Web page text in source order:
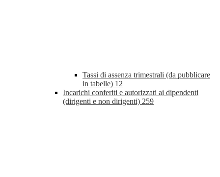
Tassi di assenza trimestrali (da pubblicare
in tabelle) 12
Incarichi conferiti e autorizzati ai dipendenti
(dirigenti e non dirigenti) 259